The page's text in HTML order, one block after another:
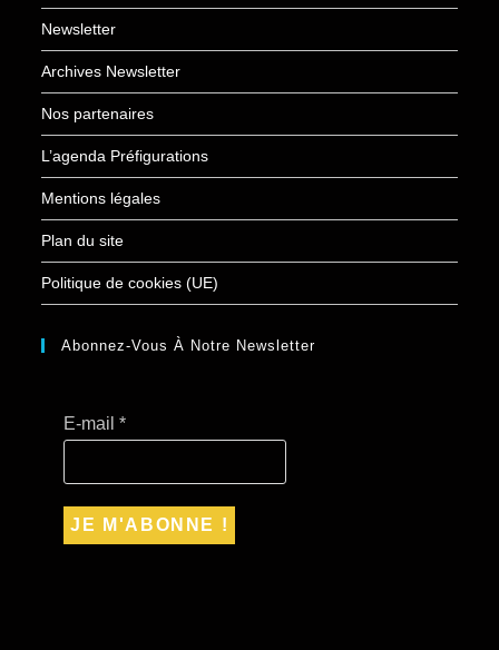
Newsletter
Archives Newsletter
Nos partenaires
L’agenda Préfigurations
Mentions légales
Plan du site
Politique de cookies (UE)
Abonnez-Vous À Notre Newsletter
E-mail*